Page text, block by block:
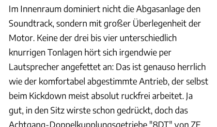
Im Innenraum dominiert nicht die Abgasanlage den
Soundtrack, sondern mit großer Überlegenheit der
Motor. Keine der drei bis vier unterschiedlich
knurrigen Tonlagen hört sich irgendwie per
Lautsprecher angefettet an: Das ist genauso herrlich
wie der komfortabel abgestimmte Antrieb, der selbst
beim Kickdown meist absolut ruckfrei arbeitet. Ja
gut, in den Sitz wirste schon gedrückt, doch das
Achtgang-Doppelkupplungsgetriebe "8DT" von ZF